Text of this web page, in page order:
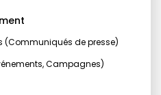
(Communiqués de presse)
Campagnes)